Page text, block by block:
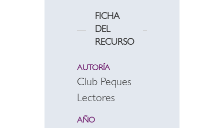
FICHA
DEL
RECURSO
AUTORÍA
Club Peques
Lectores
AÑO